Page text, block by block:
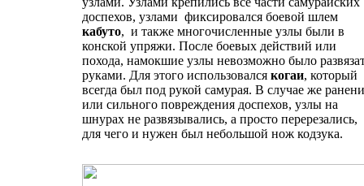
доспехов, узлами фиксировался боевой шлем
кабуто, и также многочисленные узлы были в
конской упряжи. После боевых действий или
похода, намокшие узлы невозможно было
руками. Для этого использовался когаи, который
всегда был под рукой самурая. В случае же
или сильного повреждения доспехов, узлы на
шнурах не развязывались, а просто перерезались,
для чего и нужен был небольшой нож кодзука.